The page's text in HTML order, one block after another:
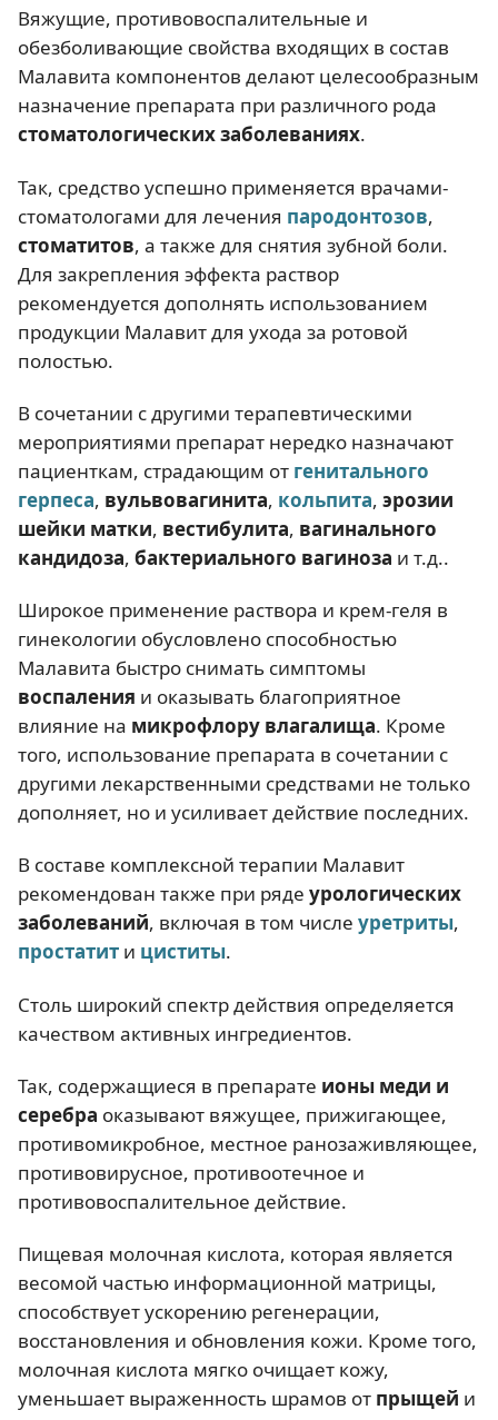
Вяжущие, противовоспалительные и
обезболивающие свойства входящих в состав
Малавита компонентов делают целесообразным
назначение препарата при различного рода
стоматологических заболеваниях.
Так, средство успешно применяется врачами-
стоматологами для лечения пародонтозов,
стоматитов, а также для снятия зубной боли.
Для закрепления эффекта раствор
рекомендуется дополнять использованием
продукции Малавит для ухода за ротовой
полостью.
В сочетании с другими терапевтическими
мероприятиями препарат нередко назначают
пациенткам, страдающим от генитального
герпеса, вульвовагинита, кольпита, эрозии
шейки матки, вестибулита, вагинального
кандидоза, бактериального вагиноза и т.д..
Широкое применение раствора и крем-геля в
гинекологии обусловлено способностью
Малавита быстро снимать симптомы
воспаления и оказывать благоприятное
влияние на микрофлору влагалища. Кроме
того, использование препарата в сочетании с
другими лекарственными средствами не только
дополняет, но и усиливает действие последних.
В составе комплексной терапии Малавит
рекомендован также при ряде урологических
заболеваний, включая в том числе уретриты,
простатит и циститы.
Столь широкий спектр действия определяется
качеством активных ингредиентов.
Так, содержащиеся в препарате ионы меди и
серебра оказывают вяжущее, прижигающее,
противомикробное, местное ранозаживляющее,
противовирусное, противоотечное и
противовоспалительное действие.
Пищевая молочная кислота, которая является
весомой частью информационной матрицы,
способствует ускорению регенерации,
восстановления и обновления кожи. Кроме того,
молочная кислота мягко очищает кожу,
уменьшает выраженность шрамов от прыщей и